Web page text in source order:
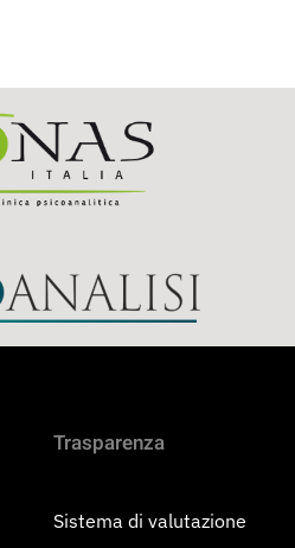
Trasparenza
Sistema di valutazione